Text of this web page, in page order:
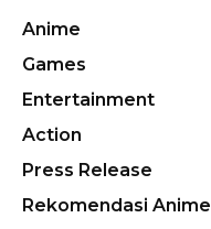
Anime
Games
Entertainment
Action
Press Release
Rekomendasi Anime